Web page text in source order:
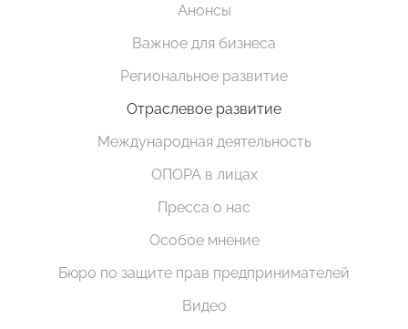
Анонсы
Важное для бизнеса
Региональное развитие
Отраслевое развитие
Международная деятельность
ОПОРА в лицах
Пресса о нас
Особое мнение
Бюро по защите прав предпринимателей
Видео